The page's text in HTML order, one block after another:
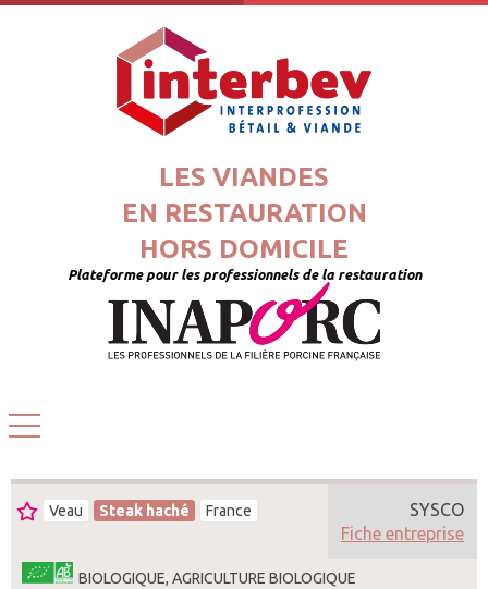
LES VIANDES
EN RESTAURATION
HORS DOMICILE
Plateforme pour les professionnels de la restauration
Veau Steak haché France
BIOLOGIQUE, AGRICULTURE BIOLOGIQUE
SYSCO
Fiche entreprise